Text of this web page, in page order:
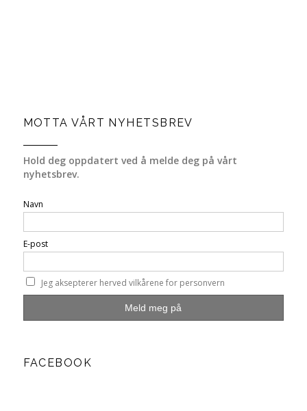
MOTTA VÅRT NYHETSBREV
Hold deg oppdatert ved å melde deg på vårt
nyhetsbrev.
Navn
E-post
Jeg aksepterer herved vilkårene for personvern
FACEBOOK